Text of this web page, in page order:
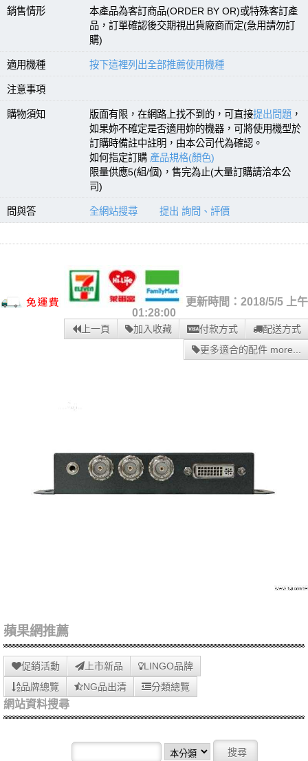
銷售情形
本產品為客訂商品(ORDER BY OR)或特殊客訂產
品，訂單確認後交期視出貨廠商而定(急用請勿訂
購)
適用機種 按下這裡列出全部推薦使用機種
注意事項
購物須知 版面有限，在網路上找不到的，可直接提出問題 ，
如果妳不確定是否適用妳的機器，可將使用機型於
訂購時備註中註明，由本公司代為確認。
如何指定訂購 產品規格(顏色)
限量供應5(組/個)，售完為止(大量訂購請洽本公
司)
問與答 全網站搜尋 提出 詢問、評價
更新時間：2018/5/5 上午
01:28:00
上一頁 加入收藏 付款方式
配送方式
更多適合的配件 more...
蘋果網推薦
促銷活動 上市新品
LINGO品牌
品牌總覽
NG品出清 分類總覽
網站資料搜尋